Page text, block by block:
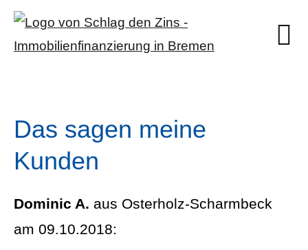
Das sagen meine
Kunden
Dominic A. aus Osterholz-Scharmbeck
am 09.10.2018: